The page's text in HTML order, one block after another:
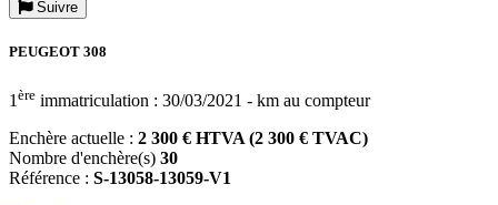
Suivre
PEUGEOT 308
1 ère immatriculation : 30/03/2021 - km au compteur
Enchère actuelle : 2 300 € HTVA (2 300 € TVAC)
Nombre d'enchère(s) 30
Référence : S-13058-13059-V1